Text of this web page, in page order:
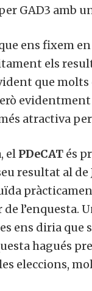
GAD3 amb
ens fixem
els
que
evidentment
atractiva
el PDeCAT és
resultat al de
de l’enquesta.
ens diria que
hagués
eleccions,